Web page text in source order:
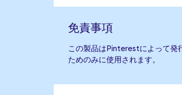
免責事項
この製品はPinterestによって発
ためのみに使用されます。